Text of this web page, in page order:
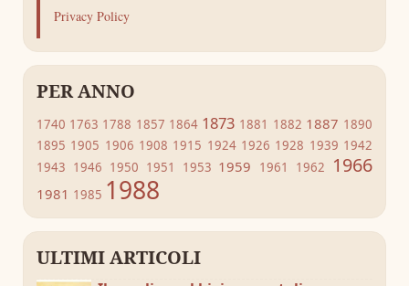
Privacy Policy
PER ANNO
1740 1763 1788 1857 1864 1873 1881 1882 1887 1890
1895 1905 1906 1908 1915 1924 1926 1928 1939 1942
1943 1946 1950 1951 1953 1959 1961 1962 1966
1981 1985 1988
ULTIMI ARTICOLI